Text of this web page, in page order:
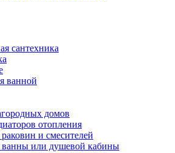
сантехника
ванной
домов
отопления
и смесителей
ванны или душевой кабины